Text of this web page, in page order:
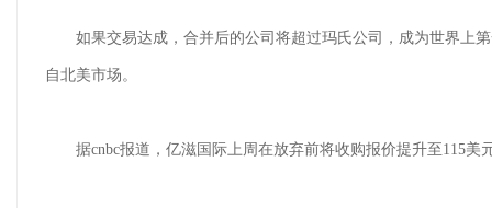
如果交易达成，合并后的公司将超过玛氏公司，成为世界上第
自北美市场。
据cnbc报道，亿滋国际上周在放弃前将收购报价提升至115美